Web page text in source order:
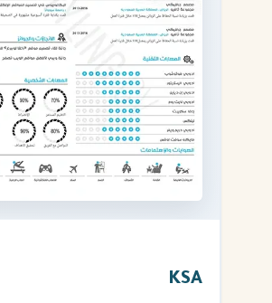
KSA